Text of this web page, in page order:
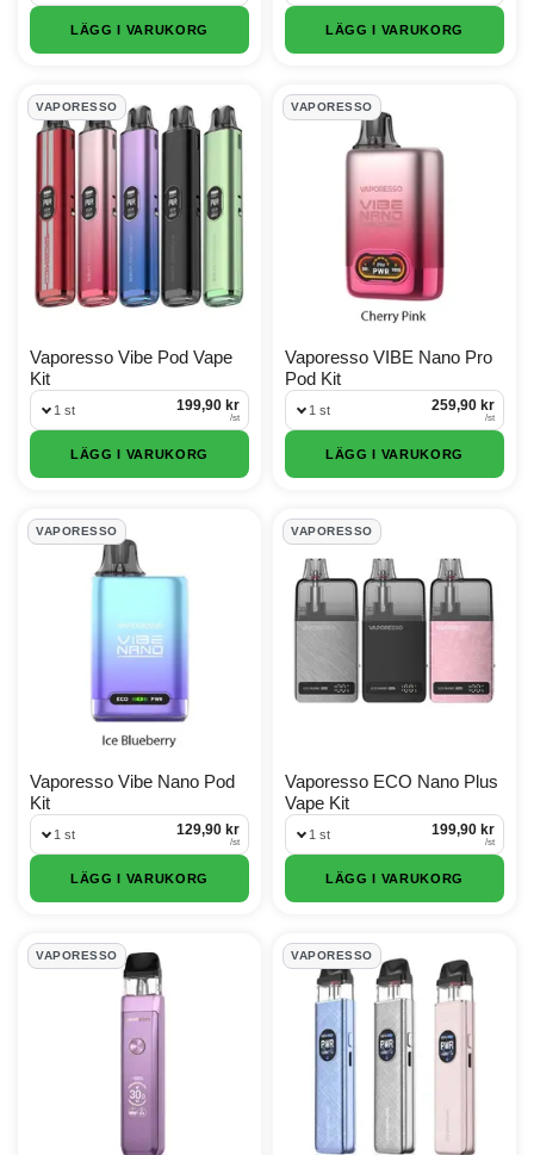
LÄGG I VARUKORG LÄGG I VARUKORG
VAPORESSO
Vaporesso Vibe Pod Vape
Kit
1 st 199,90 kr
/st
LÄGG I VARUKORG
VAPORESSO
Vaporesso VIBE Nano Pro
Pod Kit
1 st 259,90 kr
/st
LÄGG I VARUKORG
VAPORESSO
Vaporesso Vibe Nano Pod
Kit
1 st 129,90 kr
/st
LÄGG I VARUKORG
VAPORESSO
Vaporesso ECO Nano Plus
Vape Kit
1 st 199,90 kr
/st
LÄGG I VARUKORG
VAPORESSO VAPORESSO